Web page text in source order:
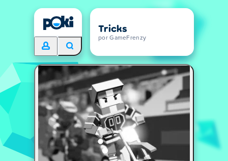
Tricks
por GameFrenzy